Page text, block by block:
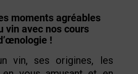
moments agréables
vin avec nos cours
!
vin, ses origines, les